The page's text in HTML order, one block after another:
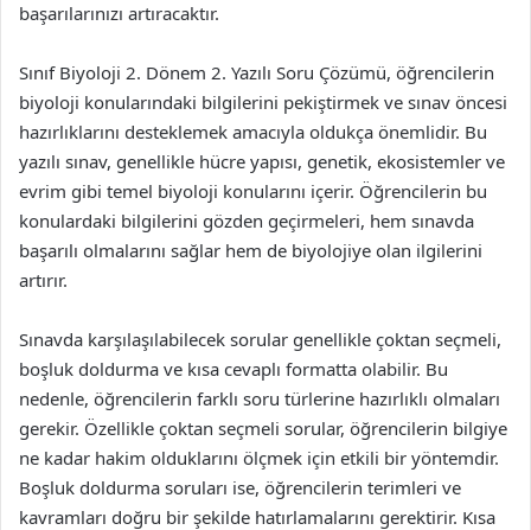
başarılarınızı artıracaktır.
Sınıf Biyoloji 2. Dönem 2. Yazılı Soru Çözümü, öğrencilerin
biyoloji konularındaki bilgilerini pekiştirmek ve sınav öncesi
hazırlıklarını desteklemek amacıyla oldukça önemlidir. Bu
yazılı sınav, genellikle hücre yapısı, genetik, ekosistemler ve
evrim gibi temel biyoloji konularını içerir. Öğrencilerin bu
konulardaki bilgilerini gözden geçirmeleri, hem sınavda
başarılı olmalarını sağlar hem de biyolojiye olan ilgilerini
artırır.
Sınavda karşılaşılabilecek sorular genellikle çoktan seçmeli,
boşluk doldurma ve kısa cevaplı formatta olabilir. Bu
nedenle, öğrencilerin farklı soru türlerine hazırlıklı olmaları
gerekir. Özellikle çoktan seçmeli sorular, öğrencilerin bilgiye
ne kadar hakim olduklarını ölçmek için etkili bir yöntemdir.
Boşluk doldurma soruları ise, öğrencilerin terimleri ve
kavramları doğru bir şekilde hatırlamalarını gerektirir. Kısa